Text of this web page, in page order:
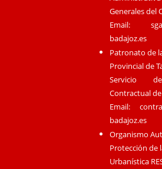
Generales del
Email:
badajoz.es
Patronato de
Provincial de
Servicio
Contractual
Email:
badajoz.es
Organismo
Protección de
Urbanística